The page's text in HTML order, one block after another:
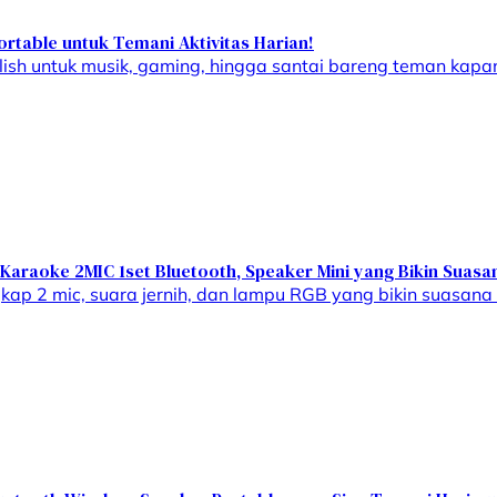
untuk Temani Aktivitas Harian!
untuk musik, gaming, hingga santai bareng teman
2MIC 1set Bluetooth, Speaker Mini yang Bikin
2 mic, suara jernih, dan lampu RGB yang bikin